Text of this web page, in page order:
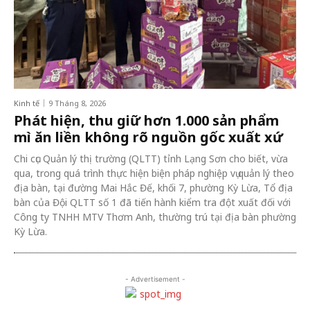
Kinh tế 9 Tháng 8, 2026
Phát hiện, thu giữ hơn 1.000 sản phẩm
mì ăn liền không rõ nguồn gốc xuất xứ
Chi cục Quản lý thị trường (QLTT) tỉnh Lạng Sơn cho biết, vừa
qua, trong quá trình thực hiện biện pháp nghiệp vụ quản lý theo
địa bàn, tại đường Mai Hắc Đế, khối 7, phường Kỳ Lừa, Tổ địa
bàn của Đội QLTT số 1 đã tiến hành kiểm tra đột xuất đối với
Công ty TNHH MTV Thơm Anh, thường trú tại địa bàn phường
Kỳ Lừa.
- Advertisement -